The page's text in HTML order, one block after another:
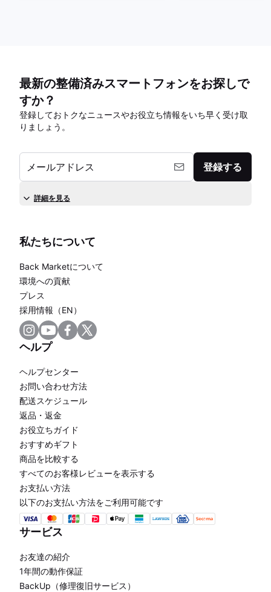
最新の整備済みスマートフォンをお探しで
すか？
登録しておトクなニュースやお役立ち情報をいち早く受け取
りましょう。
メールアドレス 登録する
詳細を見る
私たちについて
Back Marketについて
環境への貢献
プレス
採用情報（EN）
ヘルプ
ヘルプセンター
お問い合わせ方法
配送スケジュール
返品・返金
お役立ちガイド
おすすめギフト
商品を比較する
すべてのお客様レビューを表示する
お支払い方法
以下のお支払い方法をご利用可能です
サービス
お友達の紹介
1年間の動作保証
BackUp（修理復旧サービス）